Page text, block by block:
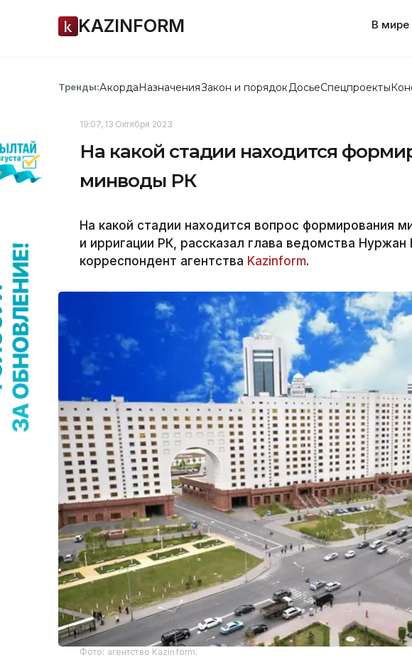
KAZINFORM В мире
Тренды:АкордаНазначенияЗакон и порядок ДосьеСпецпроекты
19:07, 13 Октября 2023
На какой стадии находится
минводы РК
На какой стадии находится вопрос формирования
и ирригации РК, рассказал глава ведомства
корреспондент агентства Kazinform.
Фото: агентство Kazinform.